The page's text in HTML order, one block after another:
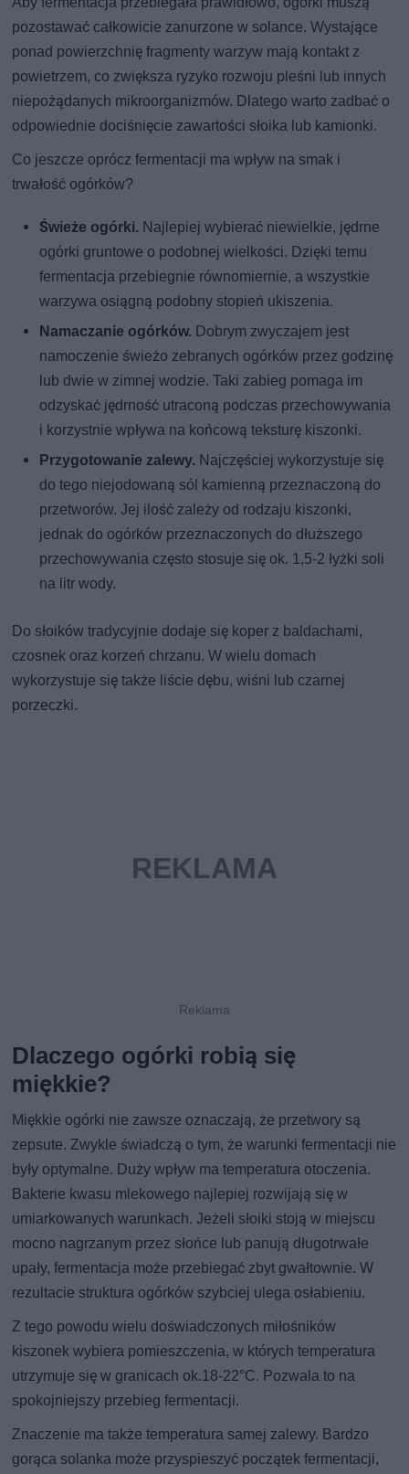
pozostawać całkowicie zanurzone w solance. Wystające
ponad powierzchnię fragmenty warzyw mają kontakt z
powietrzem, co zwiększa ryzyko rozwoju pleśni lub innych
niepożądanych mikroorganizmów. Dlatego warto zadbać o
odpowiednie dociśnięcie zawartości słoika lub kamionki.
Co jeszcze oprócz fermentacji ma wpływ na smak i
trwałość ogórków?
Świeże ogórki. Najlepiej wybierać niewielkie, jędrne
ogórki gruntowe o podobnej wielkości. Dzięki temu
fermentacja przebiegnie równomiernie, a wszystkie
warzywa osiągną podobny stopień ukiszenia.
Namaczanie ogórków. Dobrym zwyczajem jest
namoczenie świeżo zebranych ogórków przez godzinę
lub dwie w zimnej wodzie. Taki zabieg pomaga im
odzyskać jędrność utraconą podczas przechowywania
i korzystnie wpływa na końcową teksturę kiszonki.
Przygotowanie zalewy. Najczęściej wykorzystuje się
do tego niejodowaną sól kamienną przeznaczoną do
przetworów. Jej ilość zależy od rodzaju kiszonki,
jednak do ogórków przeznaczonych do dłuższego
przechowywania często stosuje się ok. 1,5-2 łyżki soli
na litr wody.
Do słoików tradycyjnie dodaje się koper z baldachami,
czosnek oraz korzeń chrzanu. W wielu domach
wykorzystuje się także liście dębu, wiśni lub czarnej
porzeczki.
Dlaczego ogórki robią się
miękkie?
Miękkie ogórki nie zawsze oznaczają, że przetwory są
zepsute. Zwykle świadczą o tym, że warunki fermentacji nie
były optymalne. Duży wpływ ma temperatura otoczenia.
Bakterie kwasu mlekowego najlepiej rozwijają się w
umiarkowanych warunkach. Jeżeli słoiki stoją w miejscu
mocno nagrzanym przez słońce lub panują długotrwałe
upały, fermentacja może przebiegać zbyt gwałtownie. W
rezultacie struktura ogórków szybciej ulega osłabieniu.
Z tego powodu wielu doświadczonych miłośników
kiszonek wybiera pomieszczenia, w których temperatura
utrzymuje się w granicach ok.18-22°C. Pozwala to na
spokojniejszy przebieg fermentacji.
Znaczenie ma także temperatura samej zalewy. Bardzo
gorąca solanka może przyspieszyć początek fermentacji,